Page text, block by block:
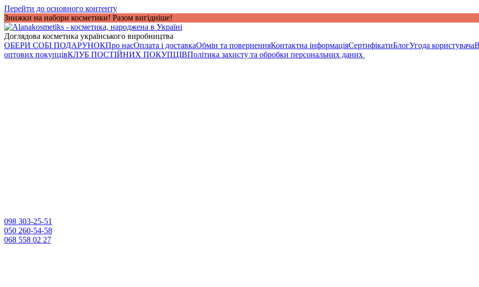
Перейти до основного контенту
Знижки на набори косметики! Разом вигідніше!
Доглядова косметика українського виробництва
ОБЕРИ СОБІ ПОДАРУНОКПро насОплата і доставкаОбмін та поверненняКонтактна інформаціяСертифікатиБлогУгода користувача
оптових покупцівКЛУБ ПОСТІЙНИХ ПОКУПЦІВПолітика захисту та обробки персональних даних
098 303-25-51
050 260-54-58
068 558 02 27